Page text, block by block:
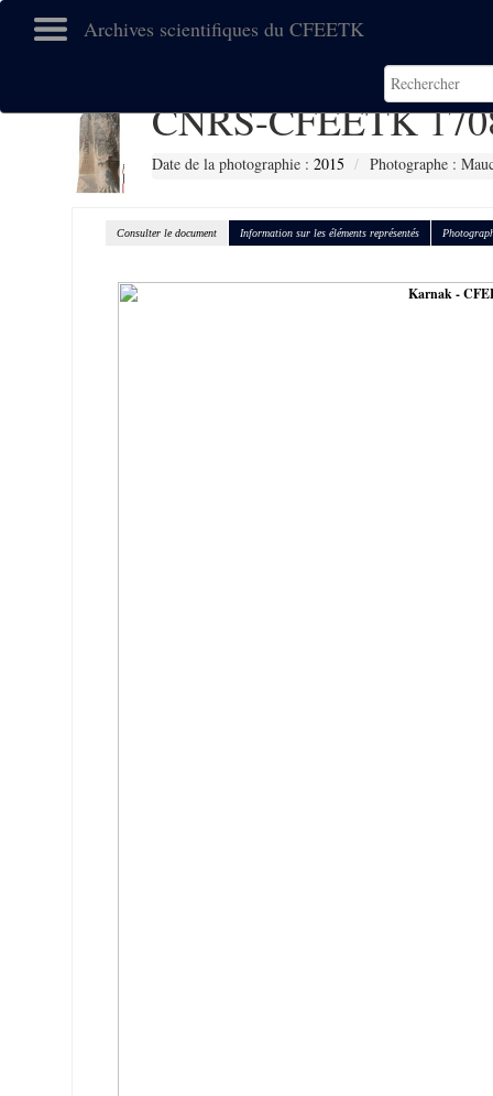
Archives scientifiques du CFEETK
CNRS-CFEETK
Date de la photographie : 2015 Photographe :
Consulter le document Information sur les éléments représentés